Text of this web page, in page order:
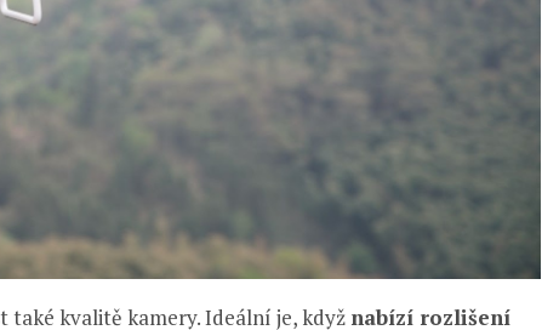
také kvalitě kamery. Ideální je, když nabízí rozlišení